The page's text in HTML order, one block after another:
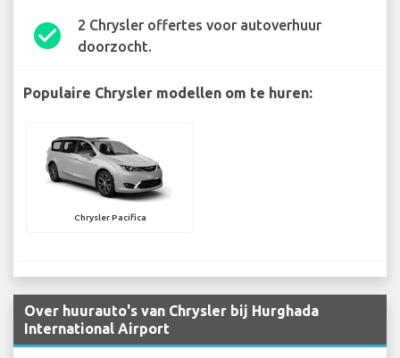
check_circle
2 Chrysler offertes voor autoverhuur
doorzocht.
Populaire Chrysler modellen om te huren:
Chrysler Pacifica
Over huurauto's van Chrysler bij Hurghada
International Airport